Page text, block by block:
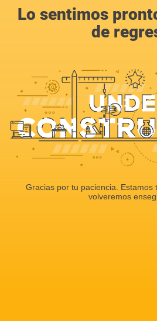
Lo sentimos
de
Gracias por tu paciencia. Estamos
volveremos